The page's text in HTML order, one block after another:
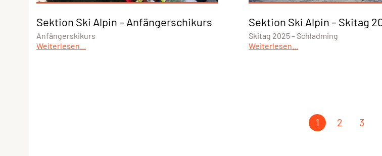
Sektion Ski Alpin – Anfängerschikurs
Anfängerskikurs
Weiterlesen...
Sektion Ski Alpin – Skitag
Skitag 2025 – Schladming
Weiterlesen...
1 2 3